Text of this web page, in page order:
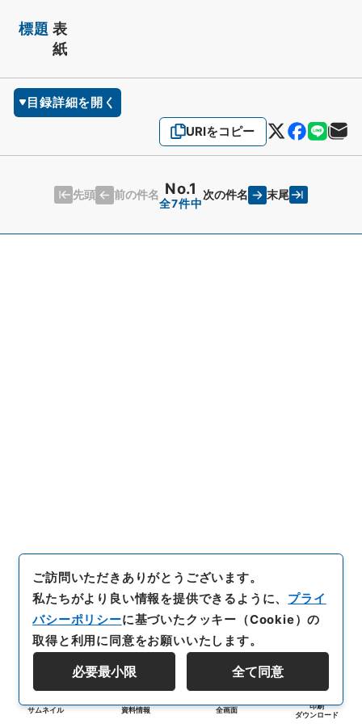
標題 表
紙
目録詳細を開く
URIをコピー
先頭 前の件名 No.1
全7件中
次の件名 末尾
サムネイル 資料情報 全画面
印刷
ダウンロード
ご訪問いただきありがとうございます。
私たちがより良い情報を提供できるように、 プライ
バシーポリシーに基づいたクッキー（Cookie）の
取得と利用に同意をお願いいたします。
必要最小限 全て同意